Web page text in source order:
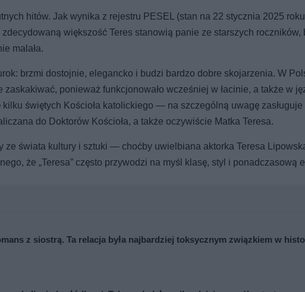
hitów. Jak wynika z rejestru PESEL (stan na 22 stycznia 2025
większość Teres stanowią panie ze starszych roczników,
malała.
brzmi dostojnie, elegancko i budzi bardzo dobre skojarzenia. W
ponieważ funkcjonowało wcześniej w łacinie, a także w
świętych Kościoła katolickiego — na szczególną uwagę zasługuje
do Doktorów Kościoła, a także oczywiście Matka Teresa.
ze świata kultury i sztuki — choćby uwielbiana aktorka Teresa
że „Teresa” często przywodzi na myśl klasę, styl i ponadczasową
z siostrą. Ta relacja była najbardziej toksycznym związkiem w